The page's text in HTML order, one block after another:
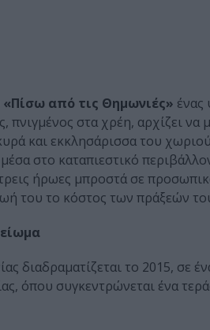
«Πίσω από τις Θημωνιές» ένας
πνιγμένος στα χρέη, αρχίζει
και εκκλησάρισσα του
στο καταπιεστικό
ήρωες μπροστά σε
του το κόστος των πράξεών
διαδραματίζεται το 2015,
όπου συγκεντρώνεται ένα